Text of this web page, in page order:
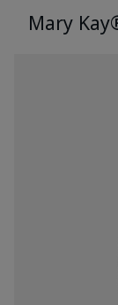
Mary